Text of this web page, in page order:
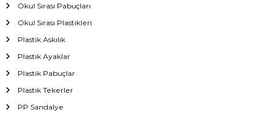
Okul Sırası Pabuçları
Okul Sırası Plastikleri
Plastik Askılık
Plastik Ayaklar
Plastik Pabuçlar
Plastik Tekerler
PP Sandalye